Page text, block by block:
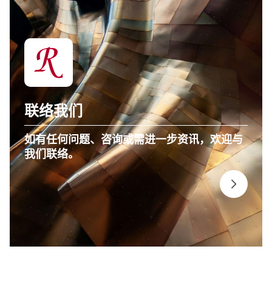
联络我们
如有任何问题、咨询或需进一步资讯，欢迎与
我们联络。